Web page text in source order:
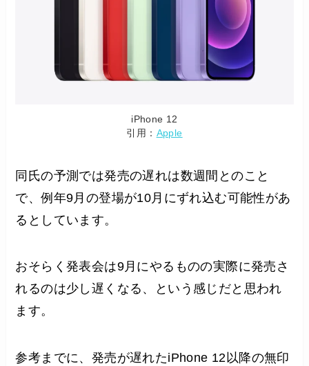
iPhone 12
引用： Apple
同氏の予測では発売の遅れは数週間とのこと
で、例年9月の登場が10月にずれ込む可能性があ
るとしています。
おそらく発表会は9月にやるものの実際に発売さ
れるのは少し遅くなる、という感じだと思われ
ます。
参考までに、発売が遅れたiPhone 12以降の無印